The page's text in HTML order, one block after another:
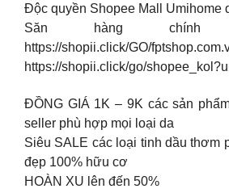
Độc quyền Shopee Mall Umihome
Săn hàng chính
https://shopii.click/GO/
https://shopii.click/go/
ĐỒNG GIÁ 1K – 9K các sản
seller phù hợp mọi loại da
Siêu SALE các loại tinh dầu thơm
đẹp 100% hữu cơ
HOÀN XU lên đến 50%